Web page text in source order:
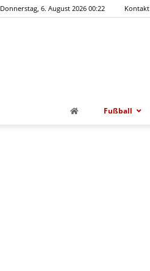
Donnerstag, 6. August 2026 00:22 Kontakt
Fußball